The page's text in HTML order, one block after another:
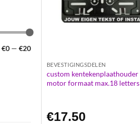
€0 — €20
BEVESTIGINGSDELEN
custom kentekenplaathouder
motor formaat max.18 letters
€17.50